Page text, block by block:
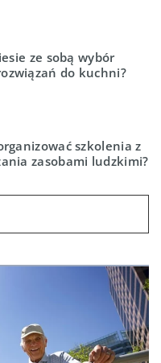
ze sobą wybór
do kuchni?
szkolenia z
zasobami ludzkimi?